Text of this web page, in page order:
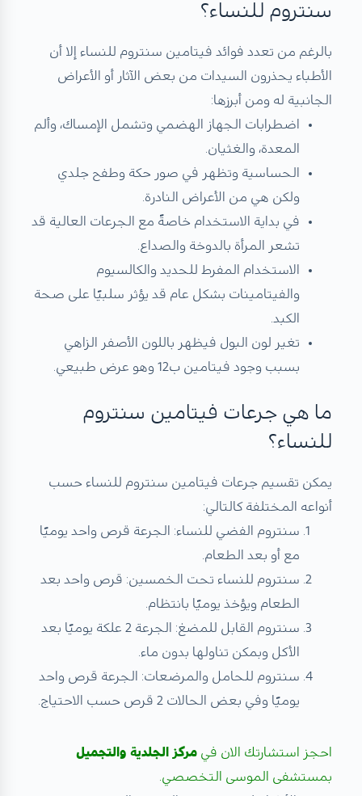
سنتروم للنساء؟
بالرغم من تعدد فوائد فيتامين سنتروم للنساء إلا أن
الأطباء يحذرون السيدات من بعض الآثار أو الأعراض
الجانبية له ومن أبرزها:
اضطرابات الجهاز الهضمي وتشمل الإمساك، وألم
المعدة، والغثيان.
الحساسية وتظهر في صور حكة وطفح جلدي
ولكن هي من الأعراض النادرة.
في بداية الاستخدام خاصةً مع الجرعات العالية قد
تشعر المرأة بالدوخة والصداع.
الاستخدام المفرط للحديد والكالسيوم
والفيتامينات بشكل عام قد يؤثر سلبيًا على صحة
الكبد.
تغير لون البول فيظهر باللون الأصفر الزاهي
بسبب وجود فيتامين ب12 وهو عرض طبيعي.
ما هي جرعات فيتامين سنتروم
للنساء؟
يمكن تقسيم جرعات فيتامين سنتروم للنساء حسب
أنواعه المختلفة كالتالي:
سنتروم الفضي للنساء: الجرعة قرص واحد يوميًا
مع أو بعد الطعام.
سنتروم للنساء تحت الخمسين: قرص واحد بعد
الطعام ويؤخذ يوميًا بانتظام.
سنتروم القابل للمضغ: الجرعة 2 علكة يوميًا بعد
الأكل وبمكن تناولها بدون ماء.
سنتروم للحامل والمرضعات: الجرعة قرص واحد
يوميًا وفي بعض الحالات 2 قرص حسب الاحتياج.
احجز استشارتك الان في مركز الجلدية والتجميل
بمستشفى الموسى التخصصي.